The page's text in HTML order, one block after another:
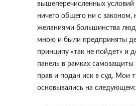
вышеперечисленных условий
ничего общего ни с законом,
желаниями большинства
мною и были предприняты
принципу «так не пойдет» и
панель в рамках самозащиты
прав и подан иск в суд. Мои
основывались на следующем: